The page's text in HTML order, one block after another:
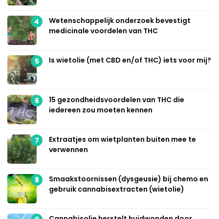
4
Wetenschappelijk onderzoek bevestigt
medicinale voordelen van THC
5 Is wietolie (met CBD en/of THC) iets voor mij?
6
15 gezondheidsvoordelen van THC die
iedereen zou moeten kennen
7
Extraatjes om wietplanten buiten mee te
verwennen
8
Smaakstoornissen (dysgeusie) bij chemo en
gebruik cannabisextracten (wietolie)